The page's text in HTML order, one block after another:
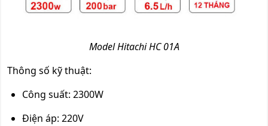
Model Hitachi HC 01A
Thông số kỹ thuật:
Công suất: 2300W
Điện áp: 220V